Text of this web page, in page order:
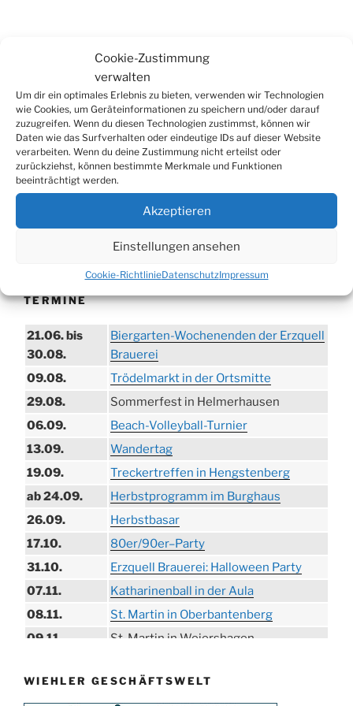
Cookie-Zustimmung
verwalten
Um dir ein optimales Erlebnis zu bieten, verwenden wir Technologien
wie Cookies, um Geräteinformationen zu speichern und/oder darauf
zuzugreifen. Wenn du diesen Technologien zustimmst, können wir
Daten wie das Surfverhalten oder eindeutige IDs auf dieser Website
verarbeiten. Wenn du deine Zustimmung nicht erteilst oder
zurückziehst, können bestimmte Merkmale und Funktionen
beeinträchtigt werden.
Akzeptieren
Einstellungen ansehen
Cookie-RichtlinieDatenschutzImpressum
WERBUNG
TERMINE
21.06. bis
30.08.
Biergarten-Wochenenden der Erzquell
Brauerei
09.08.
Trödelmarkt in der Ortsmitte
29.08.
Sommerfest in Helmerhausen
06.09.
Beach-Volleyball-Turnier
13.09.
Wandertag
19.09.
Treckertreffen in Hengstenberg
ab 24.09.
Herbstprogramm im Burghaus
26.09.
Herbstbasar
17.10.
80er/90er–Party
31.10.
Erzquell Brauerei: Halloween Party
07.11.
Katharinenball in der Aula
08.11.
St. Martin in Oberbantenberg
09.11.
St. Martin in Weiershagen
11.11.
„DÜX“ im Burghaus
WIEHLER GESCHÄFTSWELT